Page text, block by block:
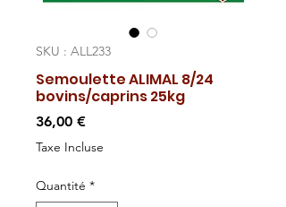
SKU : ALL233
Semoulette ALIMAL 8/24
bovins/caprins 25kg
36,00 €Prix
Taxe Incluse
Quantité *